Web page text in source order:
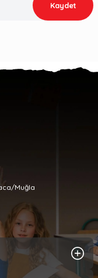
Kaydet
Muğla